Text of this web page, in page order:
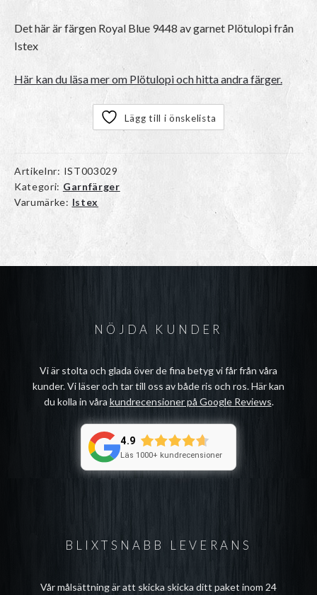
Det här är färgen Royal Blue 9448 av garnet Plötulopifrån
Istex
Här kan du läsa mer om Plötulopi och hitta andra färger.
Lägg till i önskelista
Artikelnr: IST003029
Kategori: Garnfärger
Varumärke: Istex
BLIXTSNABB LEVERANS
Vår målsättning är att skicka skicka ditt paket inom 24
NÖJDA KUNDER
Vi är stolta och glada över de fina betyg vi får från våra
kunder. Vi läser och tar till oss av både ris och ros. Här kan
du kolla in våra kundrecensioner på Google Reviews.
4.9
Läs 1000+ kundrecensioner